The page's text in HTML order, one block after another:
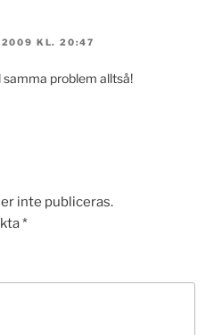
2009 KL. 20:47
samma problem alltså!
inte publiceras.
*